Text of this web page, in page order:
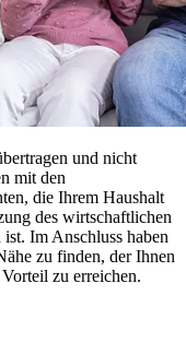
und nicht
mit den
die Ihrem Haushalt
des wirtschaftlichen
Im Anschluss haben
zu finden, der Ihnen
zu erreichen.